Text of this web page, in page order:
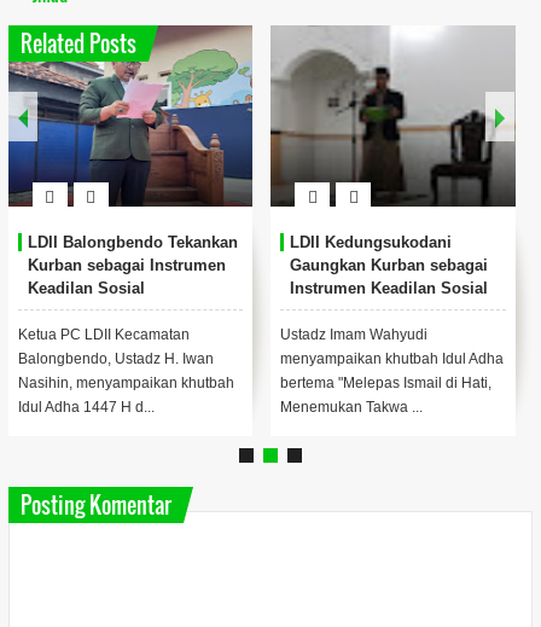
Related Posts
LDII Balongbendo Tekankan
Kurban sebagai Instrumen
Keadilan Sosial
Ketua PC LDII Kecamatan
Balongbendo, Ustadz H. Iwan
Nasihin, menyampaikan khutbah
Idul Adha 1447 H d...
LDII Kedungsukodani
Gaungkan Kurban sebagai
Instrumen Keadilan Sosial
pada Idul Adha 1447 H
Ustadz Imam Wahyudi
menyampaikan khutbah Idul Adha
bertema "Melepas Ismail di Hati,
Menemukan Takwa ...
Posting Komentar